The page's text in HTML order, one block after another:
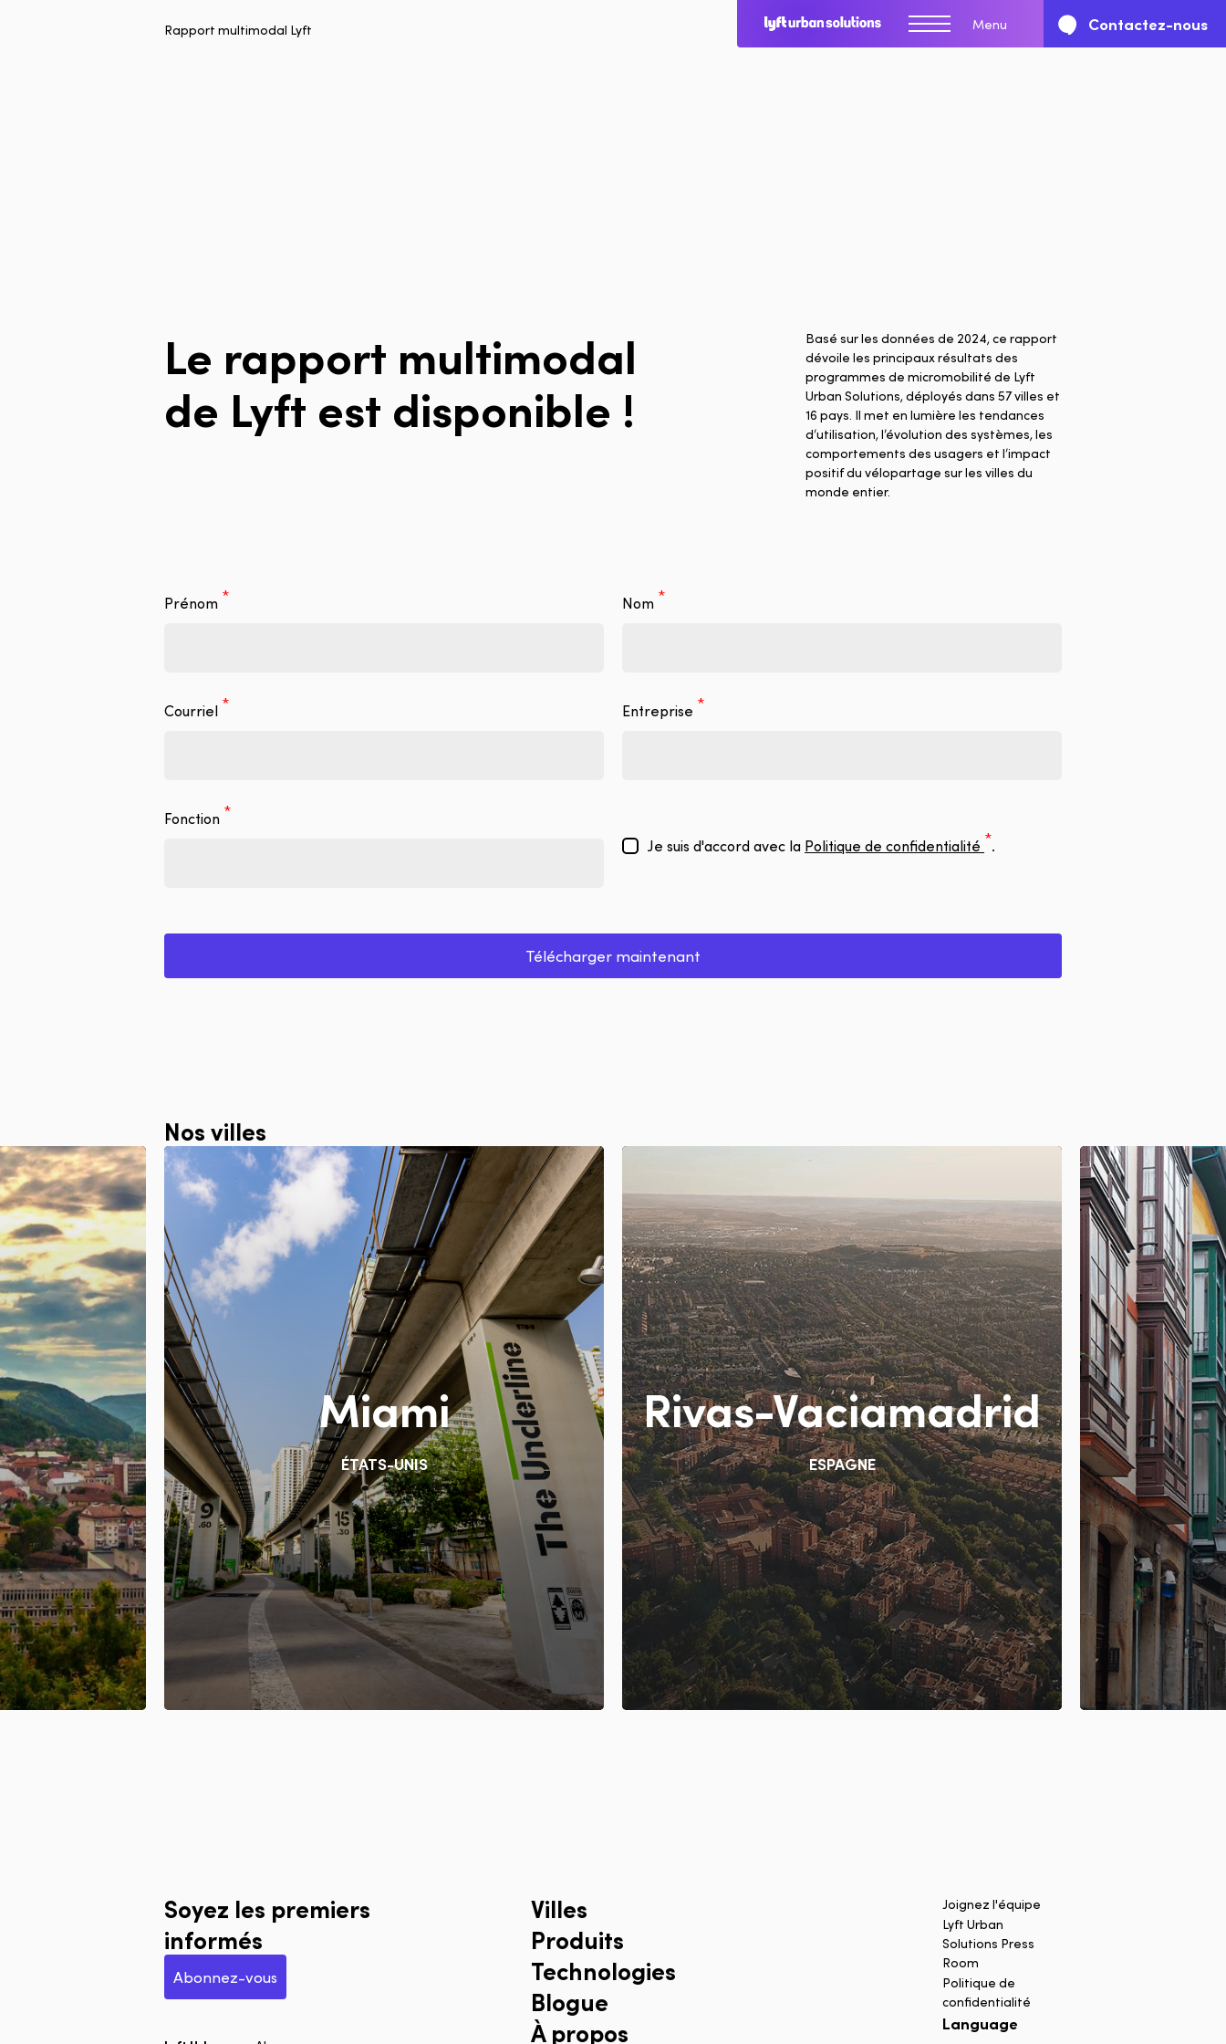
Accueil
Menu Contactez-nous
Blogue
Rapport multimodal Lyft
Rapport multimodal Lyft
Le rapport multimodal
de Lyft est disponible !
Basé sur les données de 2024, ce rapport
dévoile les principaux résultats des
programmes de micromobilité de Lyft
Urban Solutions, déployés dans 57 villes et
16 pays. Il met en lumière les tendances
d’utilisation, l’évolution des systèmes, les
comportements des usagers et l’impact
positif du vélopartage sur les villes du
monde entier.
Prénom Nom
Courriel Entreprise
Fonction
Je suis d'accord avec la Politique de confidentialité .
Télécharger maintenant
Nos villes
Précédent Suivant
Miami
ÉTATS-UNIS
Rivas-Vaciamadrid
ESPAGNE
Soyez les premiers
informés
Abonnez-vous
Villes
Produits
Technologies
Blogue
À propos
Joignez l'équipe
Lyft Urban
Solutions Press
Room
Politique de
confidentialité
Language